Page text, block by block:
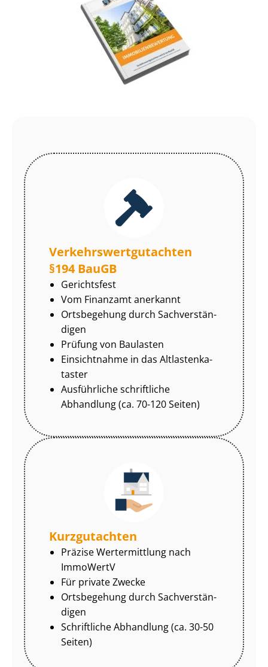
Ver­kehrs­wert­gut­ach­ten
§194 BauGB
Gerichtsfest
Vom Finanzamt anerkannt
Ortsbegehung durch Sach­ver­stän­
di­gen
Prüfung von Baulasten
Einsichtnahme in das Alt­las­ten­ka­
tas­ter
Ausführliche schriftliche
Abhandlung (ca. 70-120 Seiten)
Kurzgutachten
Präzise Wertermittlung nach
ImmoWertV
Für private Zwecke
Ortsbegehung durch Sach­ver­stän­
di­gen
Schriftliche Abhandlung (ca. 30-50
Seiten)